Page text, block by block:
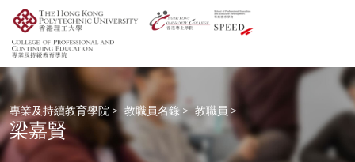
專業及持續教育學院 > 教職員名錄 > 教職員 >
梁嘉賢